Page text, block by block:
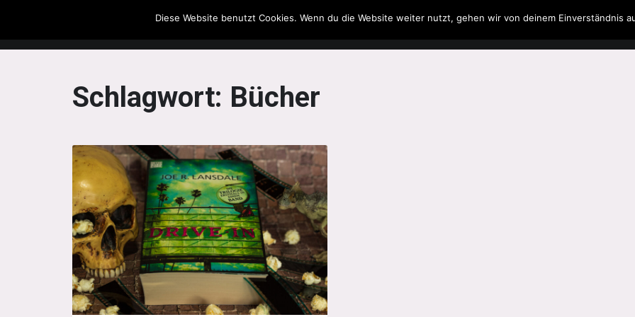
The Howling Men Filme & Serien Musik Spielzeug Literatur
Schlagwort: Bücher
Diese Website benutzt Cookies. Wenn du die Website weiter nutzt, gehen wir von deinem Einverständnis